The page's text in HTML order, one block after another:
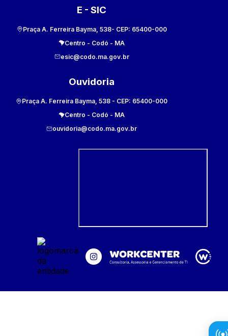
E - SIC
Praça A. Ferreira Bayma, 538- CEP: 65400-000
Centro - Codó - MA
esic@codo.ma.gov.br
Ouvidoria
Praça A. Ferreira Bayma, 538 - CEP: 65400-000
Centro - Codó - MA
ouvidoria@codo.ma.gov.br